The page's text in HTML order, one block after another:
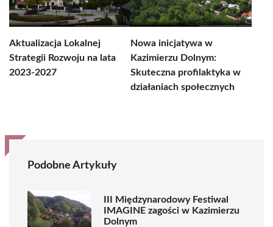
Aktualizacja Lokalnej
Strategii Rozwoju na lata
2023-2027
Nowa inicjatywa w
Kazimierzu Dolnym:
Skuteczna profilaktyka w
działaniach społecznych
Podobne Artykuły
III Międzynarodowy Festiwal
IMAGINE zagości w Kazimierzu
Dolnym